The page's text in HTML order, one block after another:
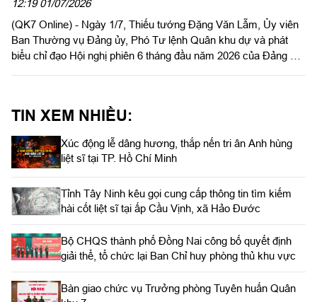
liệt sĩ tại TP. Hồ Chí Minh
Tỉnh Tây Ninh kêu gọi cung cấp thông tin tìm kiếm
hài cốt liệt sĩ tại ấp Cầu Vịnh, xã Hảo Đước
giải thể, tổ chức lại Ban Chỉ huy phòng thủ khu vực
Bàn giao chức vụ Trưởng phòng Tuyên huấn Quân
khu 7
Đoàn phụ nữ LLVT Quân khu 7 thăm, tặng quà gia
đình liệt sĩ Huỳnh Văn Quên
Bộ Tư lệnh Quân khu 7 khảo sát địa điểm phục dựng
Di tích lịch sử nơi thành lập Quân khu
Quân khu 7 triển khai công tác chuẩn bị lực lượng